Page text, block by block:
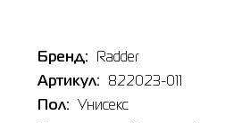
Бренд:
Radder
Артикул:
822023-011
Пол:
Унисекс